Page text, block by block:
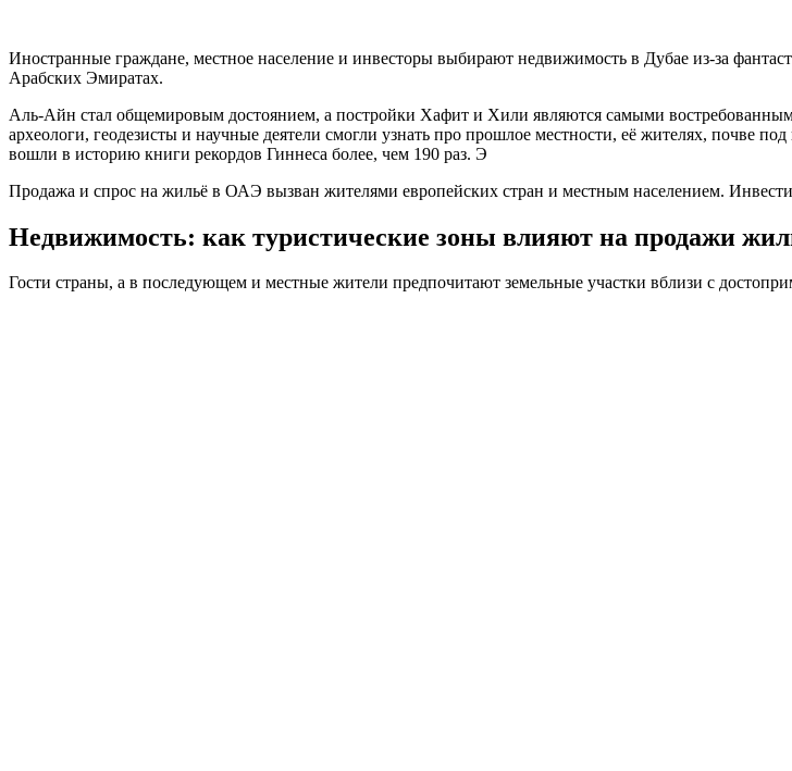
Иностранные граждане, местное население и инвесторы выбирают недвижимость в Дубае из-за
Арабских Эмиратах.
Аль-Айн стал общемировым достоянием, а постройки Хафит и Хили являются самыми
археологи, геодезисты и научные деятели смогли узнать про прошлое местности, её жителях,
вошли в историю книги рекордов Гиннеса более, чем 190 раз. Э
Продажа и спрос на жильё в ОАЭ вызван жителями европейских стран и местным населением.
Недвижимость: как туристические зоны влияют на продажи
Гости страны, а в последующем и местные жители предпочитают земельные участки вблизи с